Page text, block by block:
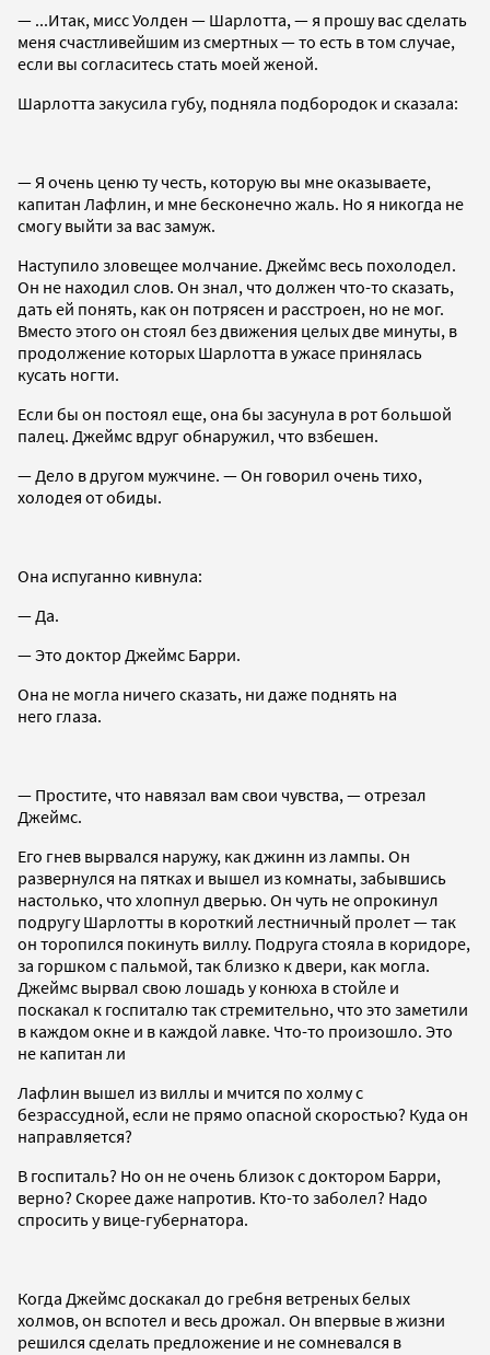
— ...Итак, мисс Уолден — Шарлотта, — я прошу вас сделать
меня счастливейшим из смертных — то есть в том случае,
если вы согласитесь стать моей женой.
Шарлотта закусила губу, подняла подбородок и сказала:
— Я очень ценю ту честь, которую вы мне оказываете,
капитан Лафлин, и мне бесконечно жаль. Но я никогда не
смогу выйти за вас замуж.
Наступило зловещее молчание. Джеймс весь похолодел.
Он не находил слов. Он знал, что должен что-то сказать,
дать ей понять, как он потрясен и расстроен, но не мог.
Вместо этого он стоял без движения целых две минуты, в
продолжение которых Шарлотта в ужасе принялась
кусать ногти.
Если бы он постоял еще, она бы засунула в рот большой
палец. Джеймс вдруг обнаружил, что взбешен.
— Дело в другом мужчине. — Он говорил очень тихо,
холодея от обиды.
Она испуганно кивнула:
— Да.
— Это доктор Джеймс Барри.
Она не могла ничего сказать, ни даже поднять на
него глаза.
— Простите, что навязал вам свои чувства, — отрезал
Джеймс.
Его гнев вырвался наружу, как джинн из лампы. Он
развернулся на пятках и вышел из комнаты, забывшись
настолько, что хлопнул дверью. Он чуть не опрокинул
подругу Шарлотты в короткий лестничный пролет — так
он торопился покинуть виллу. Подруга стояла в коридоре,
за горшком с пальмой, так близко к двери, как могла.
Джеймс вырвал свою лошадь у конюха в стойле и
поскакал к госпиталю так стремительно, что это заметили
в каждом окне и в каждой лавке. Что-то произошло. Это
не капитан ли
Лафлин вышел из виллы и мчится по холму с
безрассудной, если не прямо опасной скоростью? Куда он
направляется?
В госпиталь? Но он не очень близок с доктором Барри,
верно? Скорее даже напротив. Кто-то заболел? Надо
спросить у вице-губернатора.
Когда Джеймс доскакал до гребня ветреных белых
холмов, он вспотел и весь дрожал. Он впервые в жизни
решился сделать предложение и не сомневался в